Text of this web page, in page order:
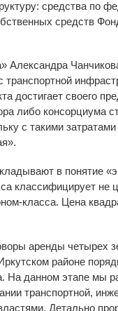
средства по
средств
достигает своего
либо консорциума
с такими
в понятие
классифицирует
класса. Цена
аренды
районе
На данном этапе мы
транспортной,
Детально